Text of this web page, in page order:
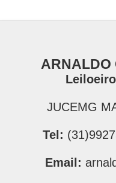
ARNALDO
JUCEMG
Tel:
Email: